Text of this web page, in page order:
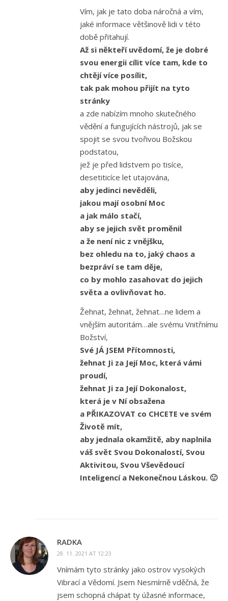
Vím, jak je tato doba náročná a vím,
jaké informace většinově lidi v této
době přitahují.
Až si někteří uvědomí, že je dobré
svou energii cílit více tam, kde to
chtějí více posílit,
tak pak mohou přijít na tyto
stránky
a zde nabízím mnoho skutečného
vědění a fungujících nástrojů, jak se
spojit se svou tvořivou Božskou
podstatou,
jež je před lidstvem po tisíce,
desetiticíce let utajována,
aby jedinci nevěděli,
jakou mají osobní Moc
a jak málo stačí,
aby se jejich svět proměnil
a že není nic z vnějšku,
bez ohledu na to, jaký chaos a
bezpráví se tam děje,
co by mohlo zasahovat do jejich
světa a ovlivňovat ho.
Žehnat, žehnat, žehnat…ne lidem a
vnějším autoritám…ale svému Vnitřnímu
Božství,
Své JÁ JSEM Přítomnosti,
žehnat Ji za Její Moc, která vámi
proudí,
žehnat Ji za Její Dokonalost,
která je v Ní obsažena
a PŘIKAZOVAT co CHCETE ve svém
Životě mít,
aby jednala okamžitě, aby naplnila
váš svět Svou Dokonalostí, Svou
Aktivitou, Svou Vševědoucí
Inteligencí a Nekonečnou Láskou. 🙂
RADKA
28. 11. 2021 AT 12:23
Vnímám tyto stránky jako ostrov vysokých
Vibrací a Vědomí. Jsem Nesmírně vděčná, že
jsem schopná chápat ty úžasné informace,